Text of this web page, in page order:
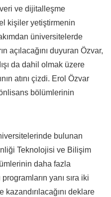
ve dijitalleşme
kişiler yetiştirmenin
üniversitelerde
açılacağını duyuran Özvar,
da dahil olmak üzere
atını çizdi. Erol Özvar
bölümlerinin
bulunan
Teknolojisi ve Bilişim
daha fazla
yanı sıra iki
deklare